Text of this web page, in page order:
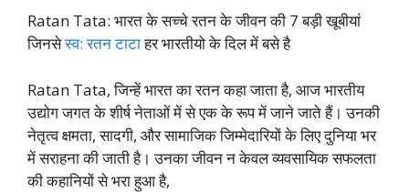
Ratan Tata: भारत के सच्चे रतन के जीवन की 7 बड़ी खूबीयां
जिनसेस्व: रतन टाटाहर भारतीयो के दिल में बसे है
Ratan Tata, जिन्हें भारत का रतन कहा जाता है, आज भारतीय
उद्योग जगत के शीर्ष नेताओं में से एक के रूप में जाने जाते हैं। उनकी
नेतृत्व क्षमता, सादगी, और सामाजिक जिम्मेदारियों के लिए दुनिया भर
में सराहना की जाती है। उनका जीवन न केवल व्यवसायिक सफलता
की कहानियों से भरा हुआ है,